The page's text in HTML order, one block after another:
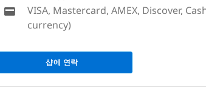
VISA, Mastercard, AMEX, Discover,
currency)
샵에 연락